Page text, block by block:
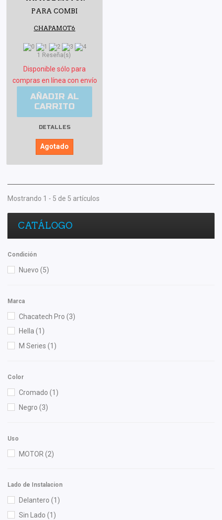
PARA COMBI
CHAPAMOT6
1 Reseña(s)
Disponible sólo para
compras en línea con envío
AÑADIR AL
CARRITO
DETALLES
Agotado
Mostrando 1 - 5 de 5 artículos
CATÁLOGO
Condición
Nuevo (5)
Marca
Chacatech Pro (3)
Hella (1)
M Series (1)
Color
Cromado (1)
Negro (3)
Uso
MOTOR (2)
Lado de Instalacion
Delantero (1)
Sin Lado (1)